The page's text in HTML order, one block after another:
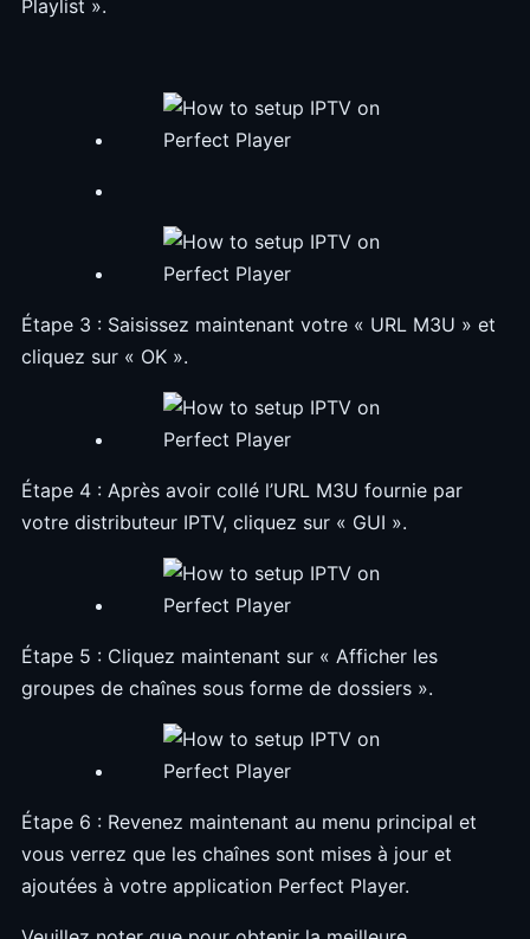
Playlist ».
Étape 3 : Saisissez maintenant votre « URL M3U » et
cliquez sur « OK ».
Étape 4 : Après avoir collé l’URL M3U fournie par
votre distributeur IPTV, cliquez sur « GUI ».
Étape 5 : Cliquez maintenant sur « Afficher les
groupes de chaînes sous forme de dossiers ».
Étape 6 : Revenez maintenant au menu principal et
vous verrez que les chaînes sont mises à jour et
ajoutées à votre application Perfect Player.